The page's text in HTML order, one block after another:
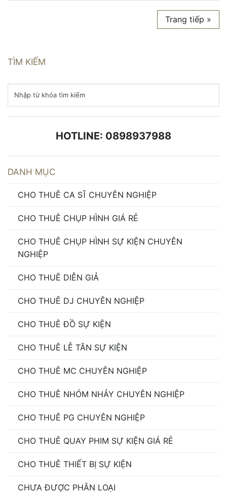
Trang tiếp »
TÌM KIẾM
HOTLINE: 0898937988
DANH MỤC
CHO THUÊ CA SĨ CHUYÊN NGHIỆP
CHO THUÊ CHỤP HÌNH GIÁ RẺ
CHO THUÊ CHỤP HÌNH SỰ KIỆN CHUYÊN
NGHIỆP
CHO THUÊ DIỄN GIẢ
CHO THUÊ DJ CHUYÊN NGHIỆP
CHO THUÊ ĐỒ SỰ KIỆN
CHO THUÊ LỄ TÂN SỰ KIỆN
CHO THUÊ MC CHUYÊN NGHIỆP
CHO THUÊ NHÓM NHẢY CHUYÊN NGHIỆP
CHO THUÊ PG CHUYÊN NGHIỆP
CHO THUÊ QUAY PHIM SỰ KIỆN GIÁ RẺ
CHO THUÊ THIẾT BỊ SỰ KIỆN
CHƯA ĐƯỢC PHÂN LOẠI